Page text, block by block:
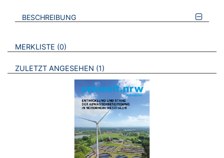
BESCHREIBUNG
VERWEISE AUF VERMERKTE- ODER ZULETZT ANGESEHENE
MERKLISTE 0 BROSCHÜREN
ZULETZT ANGESEHEN 1 BROSCHÜREN